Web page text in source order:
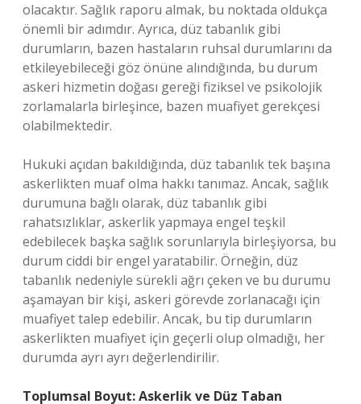
olacaktır. Sağlık raporu almak, bu noktada oldukça
önemli bir adımdır. Ayrıca, düz tabanlık gibi
durumların, bazen hastaların ruhsal durumlarını da
etkileyebileceği göz önüne alındığında, bu durum
askeri hizmetin doğası gereği fiziksel ve psikolojik
zorlamalarla birleşince, bazen muafiyet gerekçesi
olabilmektedir.
Hukuki açıdan bakıldığında, düz tabanlık tek başına
askerlikten muaf olma hakkı tanımaz. Ancak, sağlık
durumuna bağlı olarak, düz tabanlık gibi
rahatsızlıklar, askerlik yapmaya engel teşkil
edebilecek başka sağlık sorunlarıyla birleşiyorsa, bu
durum ciddi bir engel yaratabilir. Örneğin, düz
tabanlık nedeniyle sürekli ağrı çeken ve bu durumu
aşamayan bir kişi, askeri görevde zorlanacağı için
muafiyet talep edebilir. Ancak, bu tip durumların
askerlikten muafiyet için geçerli olup olmadığı, her
durumda ayrı ayrı değerlendirilir.
Toplumsal Boyut: Askerlik ve Düz Taban